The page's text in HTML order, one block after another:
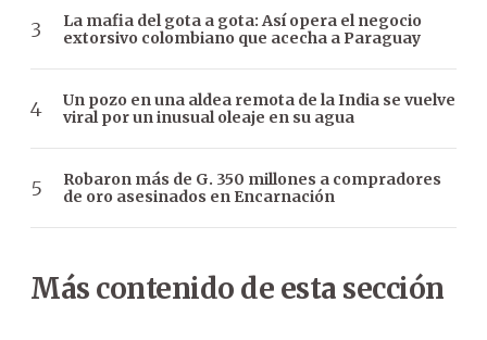
La mafia del gota a gota: Así opera el negocio
extorsivo colombiano que acecha a Paraguay
Un pozo en una aldea remota de la India se vuelve
viral por un inusual oleaje en su agua
Robaron más de G. 350 millones a compradores
de oro asesinados en Encarnación
Más contenido de esta sección